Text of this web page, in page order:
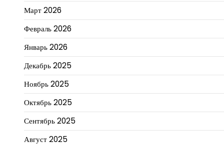
Март 2026
Февраль 2026
Январь 2026
Декабрь 2025
Ноябрь 2025
Октябрь 2025
Сентябрь 2025
Август 2025